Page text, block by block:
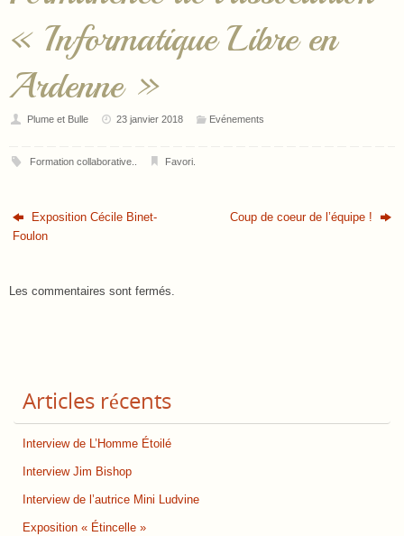
« Informatique Libre en
Ardenne »
Plume et Bulle 23 janvier 2018 Evénements
Formation collaborative. Favori
Exposition Cécile Binet-
Foulon
Coup de coeur de l’équipe !
Les commentaires sont fermés.
Articles récents
Interview de L’Homme Étoilé
Interview Jim Bishop
Interview de l’autrice Mini Ludvine
Exposition « Étincelle »